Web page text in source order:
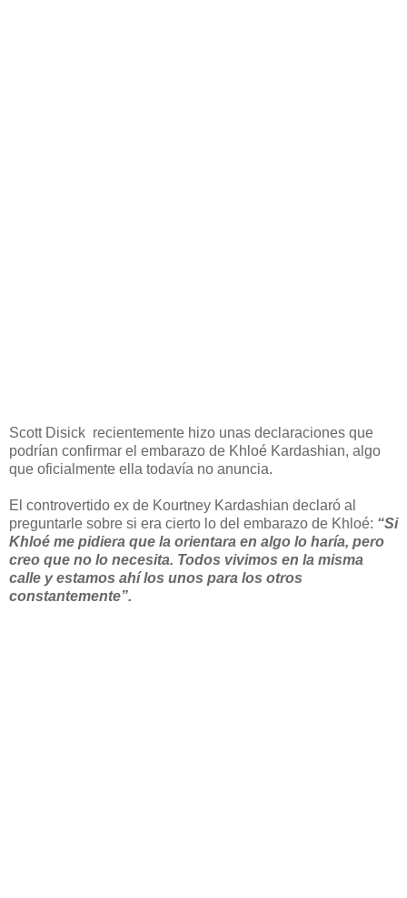
Scott Disick recientemente hizo unas declaraciones que
podrían confirmar el embarazo de Khloé Kardashian, algo
que oficialmente ella todavía no anuncia.
El controvertido ex de Kourtney Kardashian declaró al
preguntarle sobre si era cierto lo del embarazo de Khloé: “Si
Khloé me pidiera que la orientara en algo lo haría, pero
creo que no lo necesita. Todos vivimos en la misma
calle y estamos ahí los unos para los otros
constantemente”.